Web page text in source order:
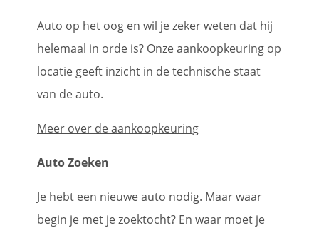
Auto op het oog en wil je zeker weten dat hij
helemaal in orde is? Onze aankoopkeuring op
locatie geeft inzicht in de technische staat
van de auto.
Meer over de aankoopkeuring
Auto Zoeken
Je hebt een nieuwe auto nodig. Maar waar
begin je met je zoektocht? En waar moet je